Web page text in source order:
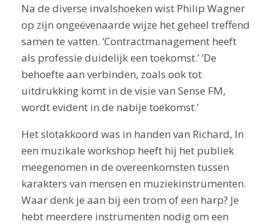
Na de diverse invalshoeken wist Philip Wagner
op zijn ongeëvenaarde wijze het geheel treffend
samen te vatten. ‘Contractmanagement heeft
als professie duidelijk een toekomst.’ ‘De
behoefte aan verbinden, zoals ook tot
uitdrukking komt in de visie van Sense FM,
wordt evident in de nabije toekomst.’
Het slotakkoord was in handen van Richard, In
een muzikale workshop heeft hij het publiek
meegenomen in de overeenkomsten tussen
karakters van mensen en muziekinstrumenten.
Waar denk je aan bij een trom of een harp? Je
hebt meerdere instrumenten nodig om een